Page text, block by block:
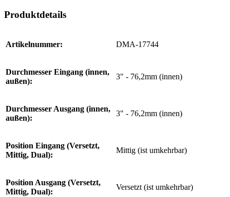
Produktdetails
Artikelnummer: DMA-17744
Durchmesser Eingang (innen,
außen):
3" - 76,2mm (innen)
Durchmesser Ausgang (innen,
außen):
3" - 76,2mm (innen)
Position Eingang (Versetzt,
Mittig, Dual):
Mittig (ist umkehrbar)
Position Ausgang (Versetzt,
Mittig, Dual):
Versetzt (ist umkehrbar)